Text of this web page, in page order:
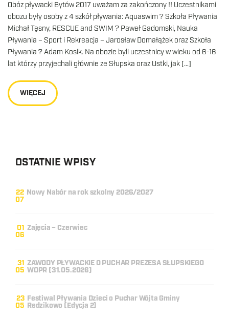
Obóz pływacki Bytów 2017 uważam za zakończony !! Uczestnikami
obozu były osoby z 4 szkół pływania: Aquaswim ? Szkoła Pływania
Michał Tęsny, RESCUE and SWIM ? Paweł Gadomski, Nauka
Pływania – Sport i Rekreacja – Jarosław Domałążek oraz Szkoła
Pływania ? Adam Kosik. Na obozie byli uczestnicy w wieku od 6-16
lat którzy przyjechali głównie ze Słupska oraz Ustki, jak […]
WIĘCEJ
OSTATNIE WPISY
22
07
Nowy Nabór na rok szkolny 2026/2027
01
06
Zajęcia – Czerwiec
31
05
ZAWODY PŁYWACKIE O PUCHAR PREZESA SŁUPSKIEGO
WOPR (31.05.2026)
23
05
Festiwal Pływania Dzieci o Puchar Wójta Gminy
Redzikowo (Edycja 2)